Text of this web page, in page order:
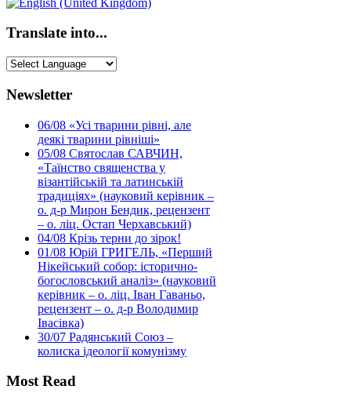
Translate into...
Newsletter
06/08 «Усі тварини рівні, але
деякі тварини рівніші»
05/08 Святослав САВЧИН,
«Таїнство священства у
візантійській та латинській
традиціях» (науковий керівник –
о. д-р Мирон Бендик, рецензент
– о. ліц. Остап Черхавський)
04/08 Крізь терни до зірок!
01/08 Юрій ГРИГЕЛЬ, «Перший
Нікейський собор: історично-
богословський аналіз» (науковий
керівник – о. ліц. Іван Гаваньо,
рецензент – о. д-р Володимир
Івасівка)
30/07 Радянський Союз –
колиска ідеології комунізму
Most Read